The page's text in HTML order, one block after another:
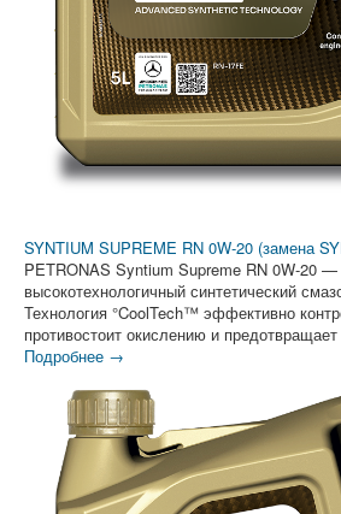
SYNTIUM SUPREME RN 0W-20 (замена
PETRONAS Syntium Supreme RN 0W-20 —
высокотехнологичный синтетический
Технология °CoolTech™ эффективно
противостоит окислению и
Подробнее →